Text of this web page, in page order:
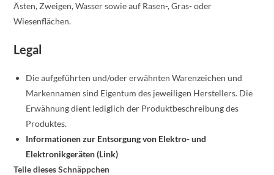
Ästen, Zweigen, Wasser sowie auf Rasen-, Gras- oder
Wiesenflächen.
Legal
Die aufgeführten und/oder erwähnten Warenzeichen und
Markennamen sind Eigentum des jeweiligen Herstellers. Die
Erwähnung dient lediglich der Produktbeschreibung des
Produktes.
Informationen zur Entsorgung von Elektro- und
Elektronikgeräten (Link)
Teile dieses Schnäppchen